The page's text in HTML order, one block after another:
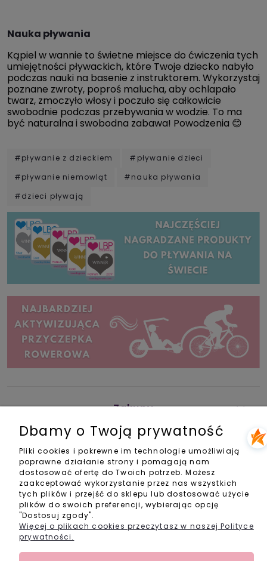
Nauka pływania
Kąpiel w wannie to świetne miejsce do ćwiczenia tych
umiejętności pływackich, które Twoje dziecko nabyło
podczas nauki na basenie z instruktorem. Wykorzystaj
poznane zwroty, poproś malucha, aby ochlapało
twarz, zmoczyło włosy i poczuło się całkowicie
swobodnie podczas przebywania w wodzie. To ma
być naturalna i swobodna zabawa! Powodzenia 😊
#pływanie z dzieckiem
#pływanie dzieci
#pływanie niemowląt
#nauka pływania
#dzieci pływają
Zakupy
Pomoc
Informacje
Kontakt
+48 733 531 534
Social Media
Dbamy o Twoją prywatność
Pliki cookies i pokrewne im technologie umożliwiają
poprawne działanie strony i pomagają nam
dostosować ofertę do Twoich potrzeb. Możesz
zaakceptować wykorzystanie przez nas wszystkich
tych plików i przejść do sklepu lub dostosować użycie
plików do swoich preferencji, wybierając opcję
"Dostosuj zgody".
Więcej o plikach cookies przeczytasz w naszej Polityce
prywatności.